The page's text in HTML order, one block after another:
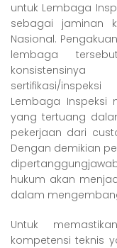
untuk Lembaga
sebagai jaminan
Nasional.
lembaga
sertifikasi/
Lembaga Inspeksi
yang tertuang
pekerjaan dari
Dengan demikian
hukum akan
dalam
Untuk
kompetensi teknis